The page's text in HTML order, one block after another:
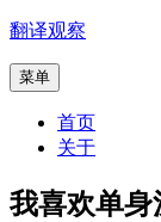
跳
内
翻译观察
菜单
首页
关于
我喜欢单身